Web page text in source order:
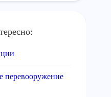
перевооружение